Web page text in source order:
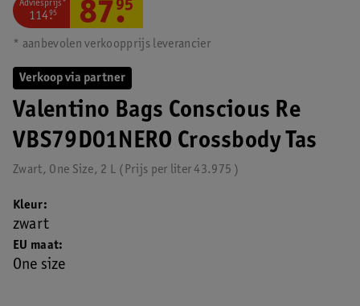
Verkoop via partner
Valentino Bags Conscious Re
VBS79D01NERO Crossbody Tas
Zwart, One Size, 2 L 43.975
Prijs per liter
Adviesprijs*
114.
95 87.
95
* aanbevolen verkoopprijs leverancier
EU maat
One size
Kleur
zwart